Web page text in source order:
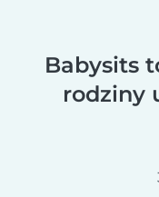
Babysits
rodziny